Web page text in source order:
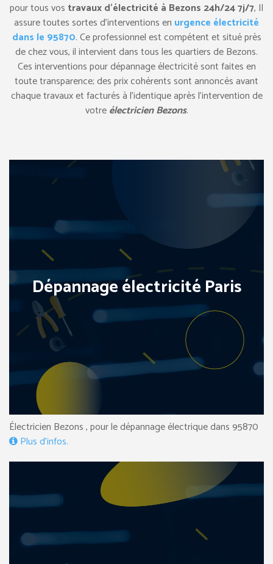
pour tous vos travaux d’électricité à Bezons 24h/24 7j/7, Il
assure toutes sortes d’interventions en urgence électricité
dans le 95870. Ce professionnel est compétent et situé près
de chez vous, il intervient dans tous les quartiers de Bezons.
Ces interventions pour dépannage électricité sont faites en
toute transparence; des prix cohérents sont annoncés avant
chaque travaux et facturés à l’identique après l’intervention de
votreélectricien Bezons.
Dépannage électricité Paris
Électricien Bezons , pour le dépannage électrique dans 95870
Plus d’infos.